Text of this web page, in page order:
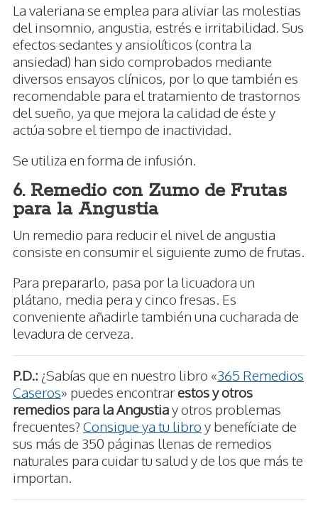
La valeriana se emplea para aliviar las molestias
del insomnio, angustia, estrés e irritabilidad. Sus
efectos sedantes y ansiolíticos (contra la
ansiedad) han sido comprobados mediante
diversos ensayos clínicos, por lo que también es
recomendable para el tratamiento de trastornos
del sueño, ya que mejora la calidad de éste y
actúa sobre el tiempo de inactividad.
Se utiliza en forma de infusión.
6. Remedio con Zumo de Frutas
para la Angustia
Un remedio para reducir el nivel de angustia
consiste en consumir el siguiente zumo de frutas.
Para prepararlo, pasa por la licuadora un
plátano, media pera y cinco fresas. Es
conveniente añadirle también una cucharada de
levadura de cerveza.
P.D.: ¿Sabías que en nuestro libro «365 Remedios
Caseros» puedes encontrarestos y otros
remedios para la Angustiay otros problemas
frecuentes? Consigue ya tu libro y benefíciate de
sus más de 350 páginas llenas de remedios
naturales para cuidar tu salud y de los que más te
importan.